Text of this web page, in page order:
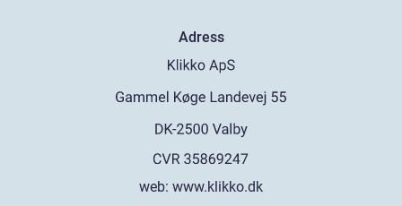
Adress
web: www.klikko.dk